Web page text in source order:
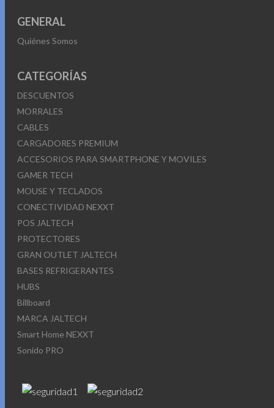
GENERAL
Quiénes Somos
CATEGORÍAS
DESCUENTOS
MORRALES
CABLES
CARGADORES PREMIUM
ACCESORIOS PARA SMARTPHONE Y MOVILES
GAMER TECH
MOUSE Y TECLADOS
CONECTIVIDAD NEXXT
POS JALTECH
PROTECTORES
GRAN OUTLET JALTECH
BASES REFRIGERANTES
HUBS
Billboard
MARCA JALTECH
Smart Home NEXXT
Sonido PRO